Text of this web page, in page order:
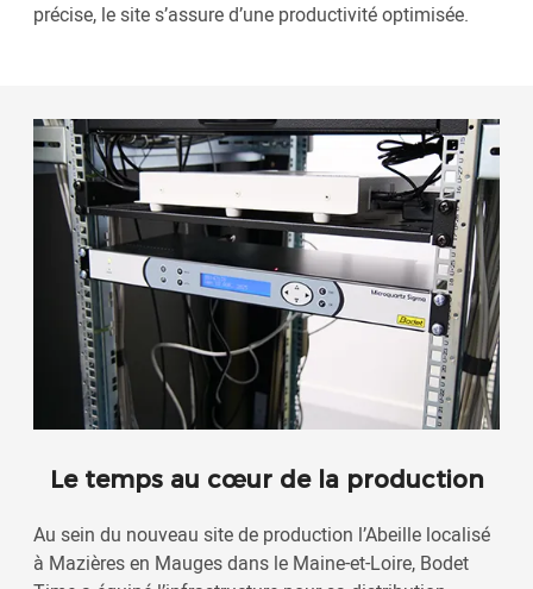
précise, le site s’assure d’une productivité optimisée.
Le temps au cœur de la production
Au sein du nouveau site de production l’Abeille localisé
à Mazières en Mauges dans le Maine-et-Loire, Bodet